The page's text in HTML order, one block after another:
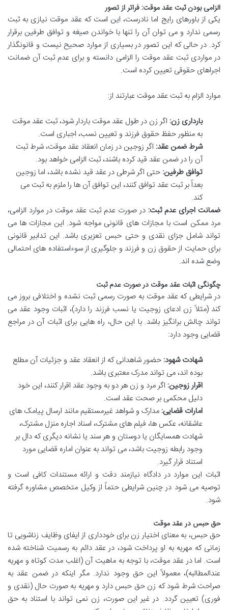
الزامی بودن ثبت عقد موقت: فراتر از تصور
یکی از باورهای رایج اما نادرست، این است که عقد موقت نیازی به ثبت
رسمی ندارد و می توان آن را تنها با خواندن صیغه و توافق طرفین برقرار
کرد. در حالی که این تصور در بسیاری از موارد صحیح نیست و قانونگذار
در مواردی ثبت عقد موقت را الزامی دانسته و برای عدم ثبت آن ضمانت
اجراهای حقوقی تعیین کرده است.
موارد الزام به ثبت عقد موقت عبارتند از:
بارداری زن: اگر زن در طول عقد موقت باردار شود، ثبت عقد موقت
به منظور حفظ حقوق فرزند و تعیین نسب، اجباری است.
شرط ضمن عقد: اگر زوجین در زمان انعقاد عقد موقت، شرط ثبت
آن را در ضمن عقد قید کرده باشند، ثبت الزامی خواهد بود.
توافق طرفین: حتی اگر شرطی در عقد قید نشده باشد، اما زوجین
بعداً بر ثبت عقد توافق کنند، این توافق آن ها را ملزم به ثبت می
کند.
ضمانت اجرای عدم ثبت: در صورت عدم ثبت عقد موقت در موارد الزامی،
مرد ممکن است با مجازات های قانونی مواجه شود. این مجازات ها می
تواند شامل جزای نقدی و حتی حبس تعزیری باشد. این تدابیر قانونی
برای حمایت از حقوق زن و فرزند و جلوگیری از سوءاستفاده های احتمالی
وضع شده اند.
چگونگی اثبات عقد موقت در صورت عدم ثبت
در شرایطی که عقد موقت به صورت رسمی ثبت نشده و اختلافی بروز می
کند (مثلاً زن ادعای زوجیت یا نسب فرزند را دارد)، اثبات وجود عقد می
تواند چالش برانگیز باشد. با این حال، راه هایی برای اثبات آن در مراجع
قضایی وجود دارد:
شهادت شهود: حضور شاهدانی که از انعقاد عقد و جزئیات آن مطلع
بوده اند، می تواند مدرک معتبری باشد.
اقرار زوجین: اگر مرد و زن هر دو به وجود عقد اقرار کنند، این خود
دلیل محکمی بر صحت عقد است.
امارات قضایی: مدارک و شواهد غیرمستقیم مانند ارسال پیامک های
عاشقانه، عکس ها، فیلم های مشترک، اسناد اجاره منزل مشترک،
شهادت همسایگان یا دوستان و هر سند یا نشانه دیگری که دال بر
وجود رابطه زوجیت باشد، می تواند به عنوان اماره قضایی مورد
استناد قرار گیرد.
اثبات این موارد در دادگاه نیازمند دقت و ارائه مستندات کافی است و
توصیه می شود در چنین شرایطی حتماً از وکیل متخصص مشاوره گرفته
شود.
حق حبس در عقد موقت
حق حبس، به معنای اختیار زن برای خودداری از ایفای وظایف زناشویی تا
زمانی که مهریه به او پرداخت شود، در عقد دائم به رسمیت شناخته شده
است. اما در عقد موقت، با توجه به ماهیت آن (اغلب مدت کوتاه و مهریه
عندالمطالبه)، معمولاً این حق وجود ندارد. مگر اینکه در ضمن عقد به
صراحت شرط شود که زن حق حبس دارد و مهریه به صورت حال (نقدی و
فوری) تعیین گردد. در غیر این صورت، زن نمی تواند با استناد به حق